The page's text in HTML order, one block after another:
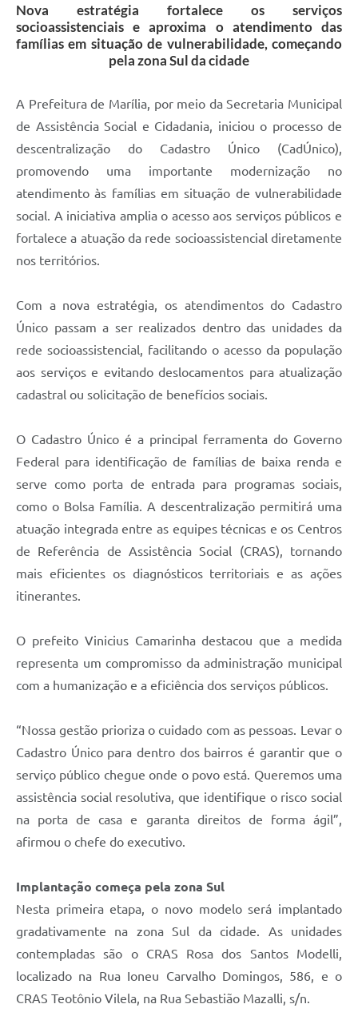
Nova estratégia fortalece os serviços
socioassistenciais e aproxima o atendimento das
famílias em situação de vulnerabilidade, começando
pela zona Sul da cidade
A Prefeitura de Marília, por meio da Secretaria Municipal
de Assistência Social e Cidadania, iniciou o processo de
descentralização do Cadastro Único (CadÚnico),
promovendo uma importante modernização no
atendimento às famílias em situação de vulnerabilidade
social. A iniciativa amplia o acesso aos serviços públicos e
fortalece a atuação da rede socioassistencial diretamente
nos territórios.
Com a nova estratégia, os atendimentos do Cadastro
Único passam a ser realizados dentro das unidades da
rede socioassistencial, facilitando o acesso da população
aos serviços e evitando deslocamentos para atualização
cadastral ou solicitação de benefícios sociais.
O Cadastro Único é a principal ferramenta do Governo
Federal para identificação de famílias de baixa renda e
serve como porta de entrada para programas sociais,
como o Bolsa Família. A descentralização permitirá uma
atuação integrada entre as equipes técnicas e os Centros
de Referência de Assistência Social (CRAS), tornando
mais eficientes os diagnósticos territoriais e as ações
itinerantes.
O prefeito Vinicius Camarinha destacou que a medida
representa um compromisso da administração municipal
com a humanização e a eficiência dos serviços públicos.
“Nossa gestão prioriza o cuidado com as pessoas. Levar o
Cadastro Único para dentro dos bairros é garantir que o
serviço público chegue onde o povo está. Queremos uma
assistência social resolutiva, que identifique o risco social
na porta de casa e garanta direitos de forma ágil”,
afirmou o chefe do executivo.
Implantação começa pela zona Sul
Nesta primeira etapa, o novo modelo será implantado
gradativamente na zona Sul da cidade. As unidades
contempladas são o CRAS Rosa dos Santos Modelli,
localizado na Rua Ioneu Carvalho Domingos, 586, e o
CRAS Teotônio Vilela, na Rua Sebastião Mazalli, s/n.